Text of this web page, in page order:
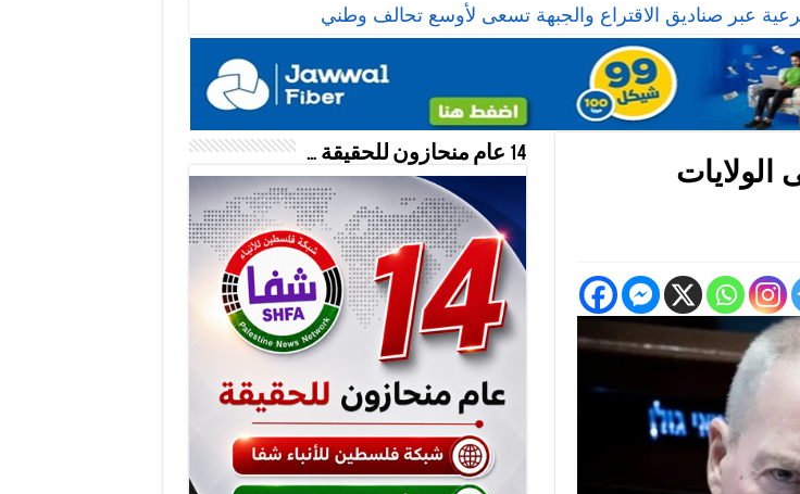
عبر صناديق الاقتراع والجبهة تسعى لأوسع تحالف وطني
الولايات
14 عام منحازون للحقيقة …